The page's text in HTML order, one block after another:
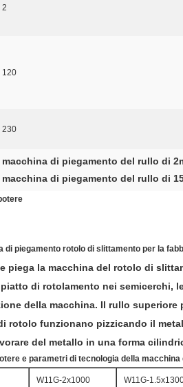
2
120
230
macchina di piegamento del rullo di
macchina di piegamento del rullo di
di piegamento rotolo di slittamento per la
piega la macchina del rotolo di
di rotolamento nei semicerchi,
della macchina. Il rullo superiore
rotolo funzionano pizzicando il
del metallo in una forma
e parametri di tecnologia della
W11G-2x1000 W11G-